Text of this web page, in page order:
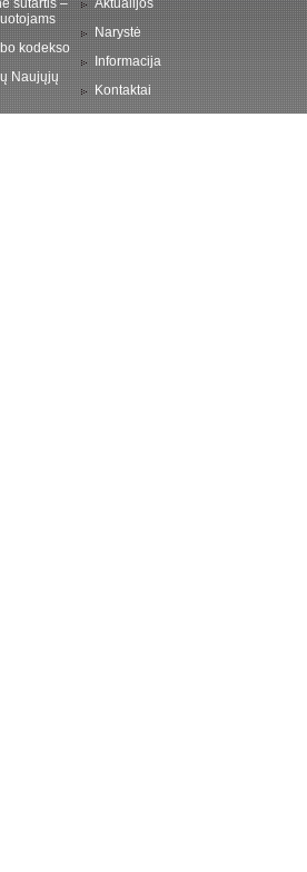
sutartis –
kodekso
Naujųjų
Aktualijos
Narystė
Informacija
Kontaktai